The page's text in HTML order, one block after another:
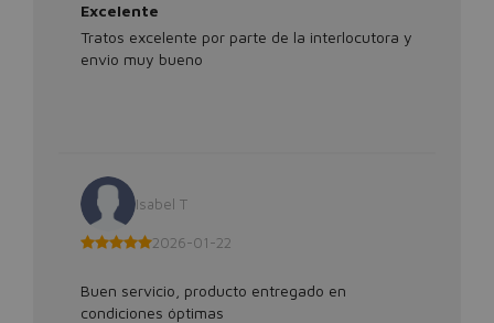
Excelente
Tratos excelente por parte de la interlocutora y
envio muy bueno
Isabel T
2026-01-22
Buen servicio, producto entregado en
condiciones óptimas